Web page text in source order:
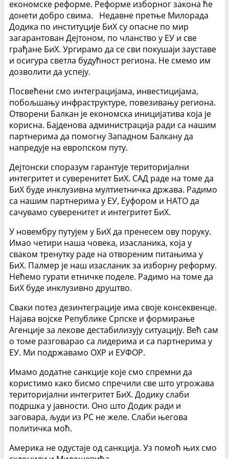
економске реформе. Реформе изборног закона ће
донети добро свима.
Недавне претње Милорада
Додика по институције БиХ су опасне по мир
загарантован Дејтоном, по чланство у ЕУ и све
грађане БиХ. Ургирамо да се сви покушаји зауставе
и осигура светла будућност региона. Не смемо им
дозволити да успеју.
Посвећени смо интеграцијама, инвестицијама,
побољшању инфраструктуре, повезивању региона.
Отворени Балкан је економска иницијатива која је
корисна. Бајденова администрација ради са нашим
партнерима да помогну Западном Балкану да
напредује на европском путу.
Дејтонски споразум гарантује територијални
интегритет и суверенитет БиХ. САД раде на томе да
БиХ буде инклузивна мултиетничка држава. Радимо
са нашим партнерима у ЕУ, Еуфором и НАТО да
сачувамо суверенитет и интегритет БиХ.
У новембру путујем у БиХ да пренесем ову поруку.
Имао четири наша човека, изасланика, која у
сваком тренутку раде на отвореним питањима у
БиХ. Палмер је наш изасланик за изборну реформу.
Нећемо гурати етничке поделе. Радимо на томе да
БиХ буде инклузивно друштво.
Сваки потез дезинтеграције има своје консеквенце.
Најава војске Републике Српске и формирање
Агенције за лекове дестабилизују ситуацију. Већ сам
о томе разговарао са лидерима и са партнерима у
ЕУ. Ми подржавамо ОХР и ЕУФОР.
Имамо додатне санкције које смо спремни да
користимо како бисмо спречили све што угрожава
територијални интегритет БиХ. Додику слаби
подршка у јавности. Оно што Додик ради и
заговара, људи из РС не желе. Слаби његова
политичка моћ.
Америка не одустаје од санкција. Уз помоћ њих смо